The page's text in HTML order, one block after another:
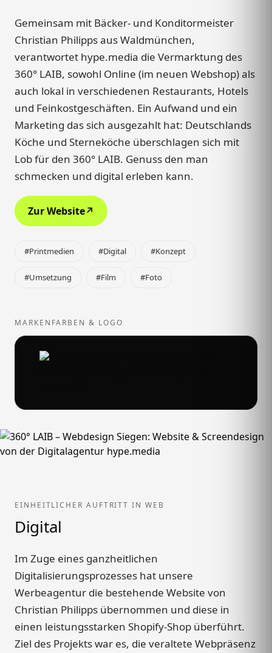
Gemeinsam mit Bäcker- und Konditormeister
Christian Philipps aus Waldmünchen,
verantwortet hype.media die Vermarktung des
360° LAIB, sowohl Online (im neuen Webshop) als
auch lokal in verschiedenen Restaurants, Hotels
und Feinkostgeschäften. Ein Aufwand und ein
Marketing das sich ausgezahlt hat: Deutschlands
Köche und Sterneköche überschlagen sich mit
Lob für den 360° LAIB. Genuss den man
schmecken und digital erleben kann.
Zur Website↗
#Printmedien #Digital #Konzept
#Umsetzung #Film #Foto
MARKENFARBEN & LOGO
EINHEITLICHER AUFTRITT IN WEB
Digital
Im Zuge eines ganzheitlichen
Digitalisierungsprozesses hat unsere
Werbeagentur die bestehende Website von
Christian Philipps übernommen und diese in
einen leistungsstarken Shopify-Shop überführt.
Ziel des Projekts war es, die veraltete Webpräsenz